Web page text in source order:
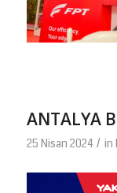
ANTALYA
25 Nisan 2024 / in